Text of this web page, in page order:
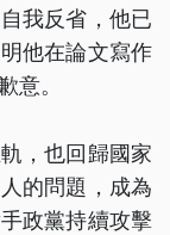
我反省，他已
他在論文寫作
意。
，也回歸國家
的問題，成為
政黨持續攻擊